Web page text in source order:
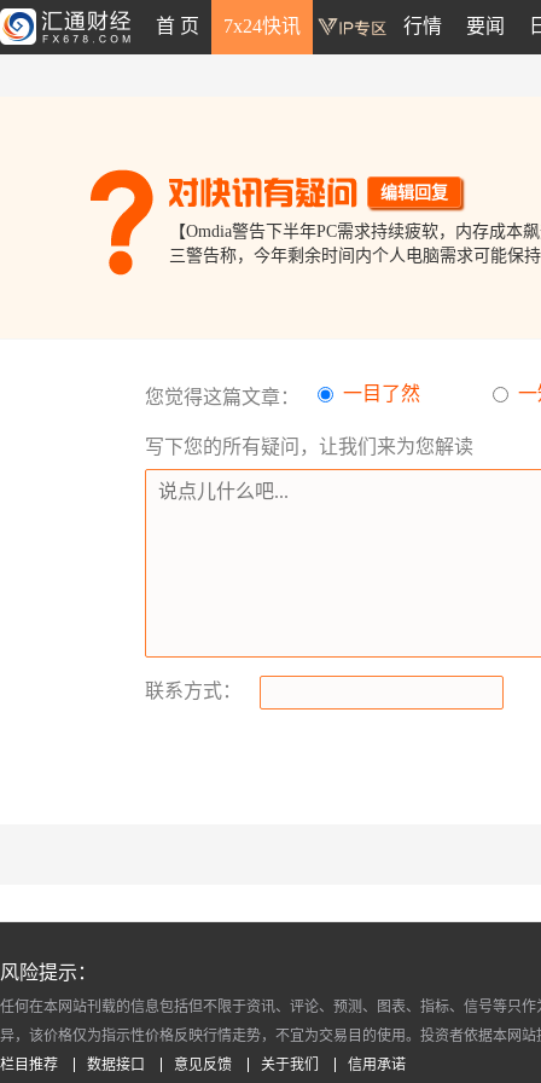
首 页 7x24快讯 行情 要闻
【Omdia警告下半年PC需求持续疲软，内存成
三警告称，今年剩余时间内个人电脑需求可能保
编辑回复
您觉得这篇文章： 一目了然 一
写下您的所有疑问，让我们来为您解读
联系方式：
风险提示：
任何在本网站刊载的信息包括但不限于资讯、评论、预测、图表、指标、信号等只
异，该价格仅为指示性价格反映行情走势，不宜为交易目的使用。投资者依据本网
栏目推荐
数据接口 意见反馈 关于我们 信用承诺